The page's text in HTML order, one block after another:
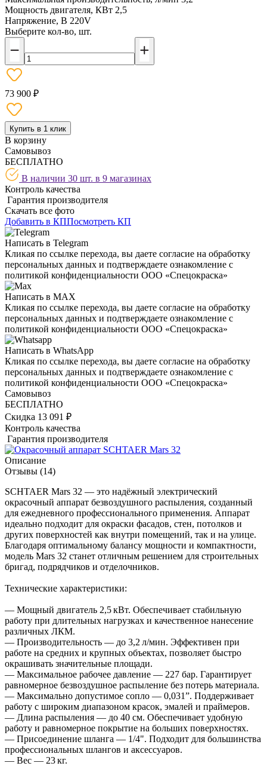
Мощность двигателя, КВт 2,5
Напряжение, В 220V
Выберите кол-во, шт.
73 900 ₽
Купить в 1 клик
В корзину
Самовывоз
БЕСПЛАТНО
В наличии 30 шт. в 9 магазинах
Контроль качества
Гарантия производителя
Скачать все фото
Добавить в КППосмотреть КП
Написать в Telegram
Кликая по ссылке перехода, вы даете согласие на обработку
персональных данных и подтверждаете ознакомление с
политикой конфиденциальности ООО «Спецокраска»
Написать в MAX
Кликая по ссылке перехода, вы даете согласие на обработку
персональных данных и подтверждаете ознакомление с
политикой конфиденциальности ООО «Спецокраска»
Написать в WhatsApp
Кликая по ссылке перехода, вы даете согласие на обработку
персональных данных и подтверждаете ознакомление с
политикой конфиденциальности ООО «Спецокраска»
Самовывоз
БЕСПЛАТНО
Скидка 13 091 ₽
Контроль качества
Гарантия производителя
Описание
Отзывы (14)
SCHTAER Mars 32 — это надёжный электрический
окрасочный аппарат безвоздушного распыления, созданный
для ежедневного профессионального применения. Аппарат
идеально подходит для окраски фасадов, стен, потолков и
других поверхностей как внутри помещений, так и на улице.
Благодаря оптимальному балансу мощности и компактности,
модель Mars 32 станет отличным решением для строительных
бригад, подрядчиков и отделочников.
Технические характеристики:
— Мощный двигатель 2,5 кВт. Обеспечивает стабильную
работу при длительных нагрузках и качественное нанесение
различных ЛКМ.
— Производительность — до 3,2 л/мин. Эффективен при
работе на средних и крупных объектах, позволяет быстро
окрашивать значительные площади.
— Максимальное рабочее давление — 227 бар. Гарантирует
равномерное безвоздушное распыление без потерь материала.
— Максимально допустимое сопло — 0,031”. Поддерживает
работу с широким диапазоном красок, эмалей и праймеров.
— Длина распыления — до 40 см. Обеспечивает удобную
работу и равномерное покрытие на больших поверхностях.
— Присоединение шланга — 1/4". Подходит для большинства
профессиональных шлангов и аксессуаров.
— Вес — 23 кг.